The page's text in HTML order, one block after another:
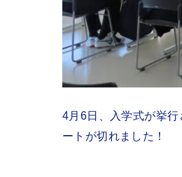
4月6日、入学式が挙
ートが切れました！